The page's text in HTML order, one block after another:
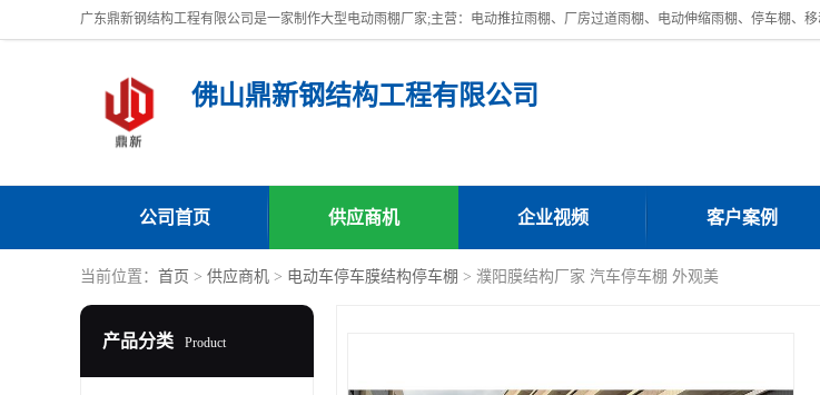
佛山鼎新钢结构工程有限公司
公司首页 供应商机 企业视频 客户案例
当前位置： 首页 > 供应商机 > 电动车停车膜结构停车棚 > 濮阳膜结构厂家 汽车停车棚 外观美
产品分类 Product